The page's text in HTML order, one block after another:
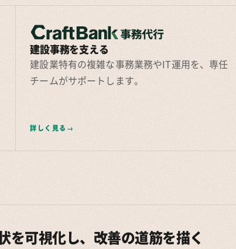
建設事務を支える
建設業特有の複雑な事務業務やIT運用を、専任
チームがサポートします。
詳しく見る
を可視化し、改善の道筋を描く